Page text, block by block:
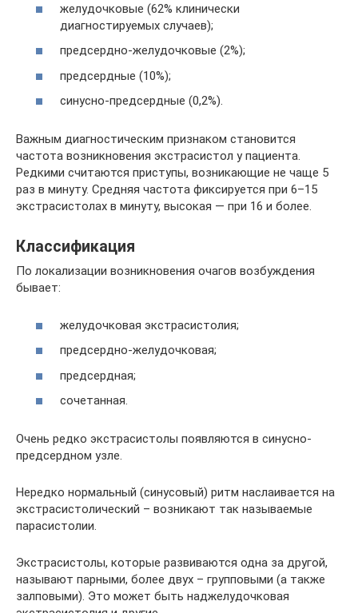
желудочковые (62% клинически
диагностируемых случаев);
предсердно-желудочковые (2%);
предсердные (10%);
синусно-предсердные (0,2%).
Важным диагностическим признаком становится
частота возникновения экстрасистол у пациента.
Редкими считаются приступы, возникающие не чаще 5
раз в минуту. Средняя частота фиксируется при 6–15
экстрасистолах в минуту, высокая — при 16 и более.
Классификация
По локализации возникновения очагов возбуждения
бывает:
желудочковая экстрасистолия;
предсердно-желудочковая;
предсердная;
сочетанная.
Очень редко экстрасистолы появляются в синусно-
предсердном узле.
Нередко нормальный (синусовый) ритм наслаивается на
экстрасистолический – возникают так называемые
парасистолии.
Экстрасистолы, которые развиваются одна за другой,
называют парными, более двух – групповыми (а также
залповыми). Это может быть наджелудочковая